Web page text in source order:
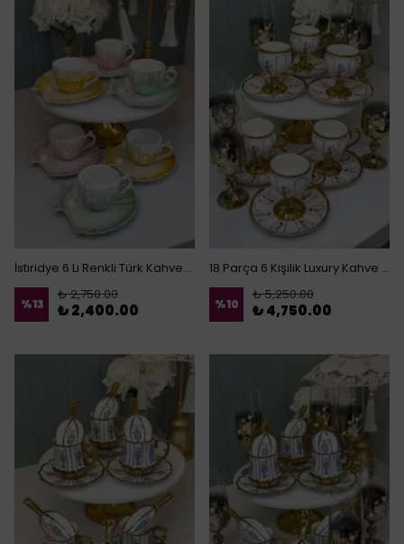
İstiridye 6 Lı Renkli Türk Kahvesi Fincanı
%13
₺ 2,750.00
₺ 2,400.00
18 Parça 6 Kişilik Luxury Kahve Sunum Seti
%10
₺ 5,250.00
₺ 4,750.00